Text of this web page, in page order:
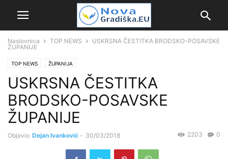
Naslovnica TOP NEWS
USKRSNA ČESTITKA BRODSKO-POSAVSKE
ŽUPANIJE
TOP NEWS ŽUPANIJA
USKRSNA ČESTITKA
BRODSKO-POSAVSKE
ŽUPANIJE
Objavio Dejan Ivanković - 30/03/2018 0
2203